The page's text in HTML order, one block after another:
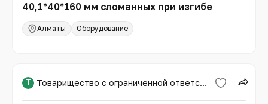
40,1*40*160 мм сломанных при изгибе
Алматы Оборудование
Т Товарищество с ограниченной ответственностью «Международная образовательная корпорация»